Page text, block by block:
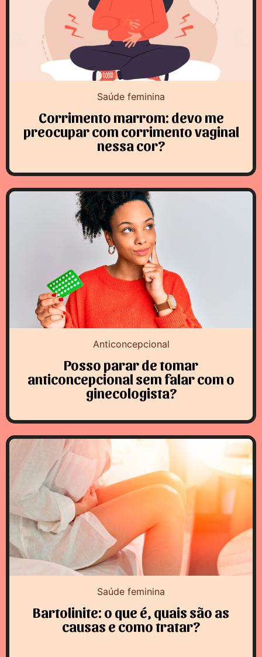
Saúde feminina
Corrimento marrom: devo me
preocupar com corrimento vaginal
nessa cor?
Anticoncepcional
Posso parar de tomar
anticoncepcional sem falar com o
ginecologista?
Saúde feminina
Bartolinite: o que é, quais são as
causas e como tratar?